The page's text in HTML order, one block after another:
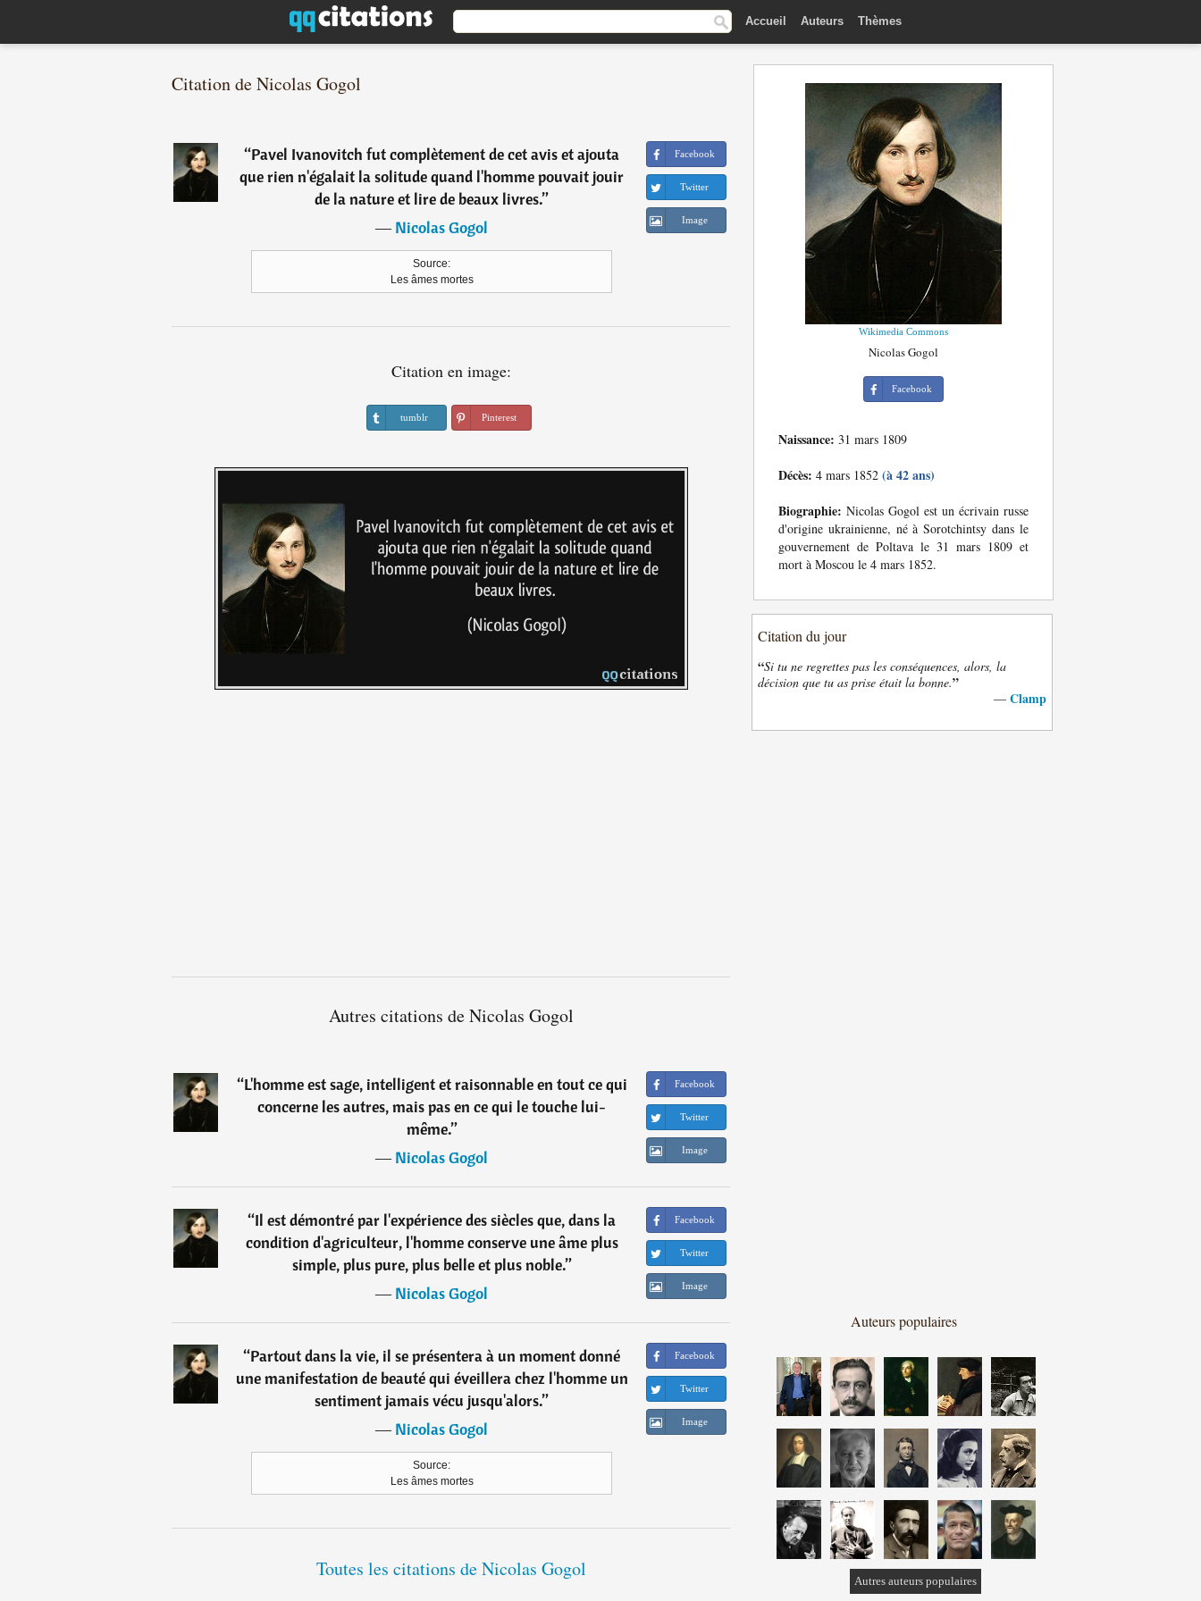
Accueil Auteurs Thèmes
Citation de Nicolas Gogol
“Pavel Ivanovitch fut complètement de cet avis et ajouta
que rien n'égalait la solitude quand l'homme pouvait jouir
de la nature et lire de beaux livres.”
―Nicolas Gogol
Source:
Les âmes mortes
Facebook
Twitter
Image
Citation en image:
tumblr Pinterest
Autres citations de Nicolas Gogol
“L'homme est sage, intelligent et raisonnable en tout ce qui
concerne les autres, mais pas en ce qui le touche lui-
même.”
―Nicolas Gogol
Facebook
Twitter
Image
“Il est démontré par l'expérience des siècles que, dans la
condition d'agriculteur, l'homme conserve une âme plus
simple, plus pure, plus belle et plus noble.”
―Nicolas Gogol
Facebook
Twitter
Image
“Partout dans la vie, il se présentera à un moment donné
une manifestation de beauté qui éveillera chez l'homme un
sentiment jamais vécu jusqu'alors.”
―Nicolas Gogol
Source:
Les âmes mortes
Facebook
Twitter
Image
Toutes les citations de Nicolas Gogol
Wikimedia Commons
Nicolas Gogol
Facebook
Naissance: 31 mars 1809
Décès: 4 mars 1852 (à 42 ans)
Biographie: Nicolas Gogol est un écrivain russe
d'origine ukrainienne, né à Sorotchintsy dans le
gouvernement de Poltava le 31 mars 1809 et
mort à Moscou le 4 mars 1852.
Citation du jour
“Si tu ne regrettes pas les conséquences, alors, la
décision que tu as prise était la bonne.”
— Clamp
Auteurs populaires
Autres auteurs populaires